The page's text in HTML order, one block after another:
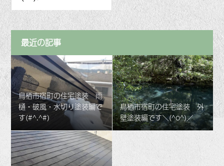
最近の記事
鳥栖市宿町の住宅塗装 雨
樋・破風・水切り塗装編で
す(#^.^#)
鳥栖市宿町の住宅塗装 外
壁塗装編です＼(^o^)／